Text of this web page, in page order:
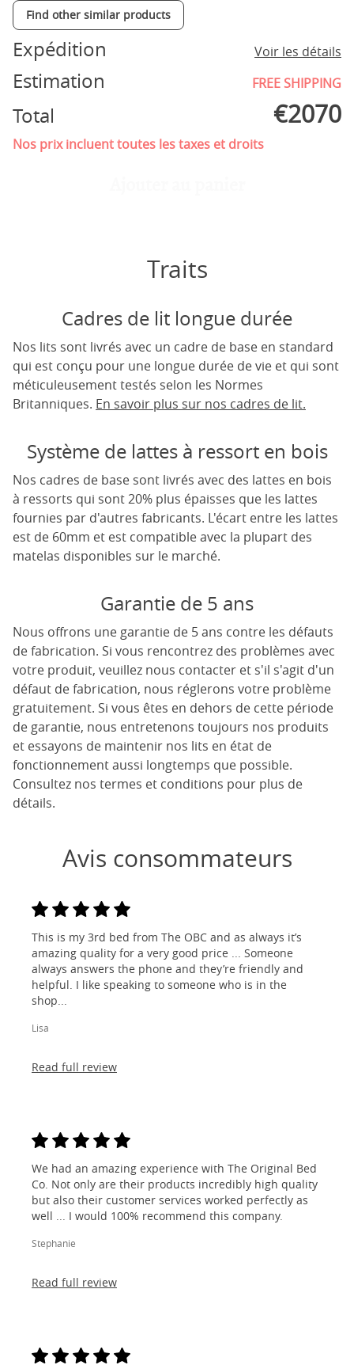
Find other similar products
Expédition Voir les détails
Estimation FREE SHIPPING
Total €2070
Nos prix incluent toutes les taxes et droits
Traits
Cadres de lit longue durée
Nos lits sont livrés avec un cadre de base en standard
qui est conçu pour une longue durée de vie et qui sont
méticuleusement testés selon les Normes
Britanniques. En savoir plus sur nos cadres de lit.
Système de lattes à ressort en bois
Nos cadres de base sont livrés avec des lattes en bois
à ressorts qui sont 20% plus épaisses que les lattes
fournies par d'autres fabricants. L'écart entre les lattes
est de 60mm et est compatible avec la plupart des
matelas disponibles sur le marché.
Garantie de 5 ans
Nous offrons une garantie de 5 ans contre les défauts
de fabrication. Si vous rencontrez des problèmes avec
votre produit, veuillez nous contacter et s'il s'agit d'un
défaut de fabrication, nous réglerons votre problème
gratuitement. Si vous êtes en dehors de cette période
de garantie, nous entretenons toujours nos produits
et essayons de maintenir nos lits en état de
fonctionnement aussi longtemps que possible.
Consultez nos termes et conditions pour plus de
détails.
Avis consommateurs
This is my 3rd bed from The OBC and as always it’s
amazing quality for a very good price ... Someone
always answers the phone and they’re friendly and
helpful. I like speaking to someone who is in the
shop...
Lisa
Read full review
We had an amazing experience with The Original Bed
Co. Not only are their products incredibly high quality
but also their customer services worked perfectly as
well ... I would 100% recommend this company.
Stephanie
Read full review